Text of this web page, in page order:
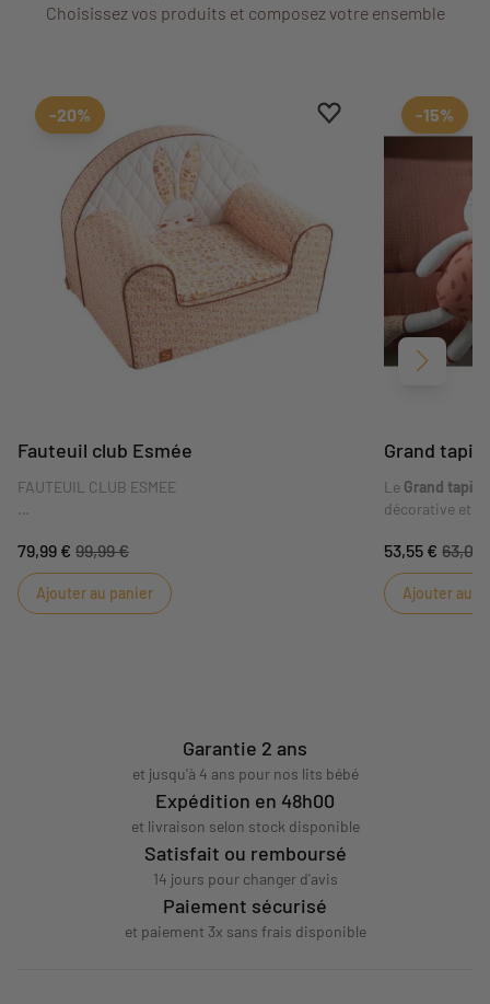
Choisissez vos produits et composez votre ensemble
Ajouter aux favoris
Supprimer des
-20%
Fauteuil club Esmée
FAUTEUIL CLUB ESMEE
Sauthon ! Pratique, le fauteuil club Esmee est
déhoussable et se lave en machine.
79,99 € 99,99 €
Ajouter au panier
-15%
Grand
Le Grand tapis
décorative et
restant
terracotta
actuelle.
53,55 € 63,00
Ajouter au
Suivant
Garantie 2 ans
et jusqu'à 4 ans pour nos lits bébé
Expédition en 48h00
et livraison selon stock disponible
Satisfait ou remboursé
14 jours pour changer d'avis
Paiement sécurisé
et paiement 3x sans frais disponible